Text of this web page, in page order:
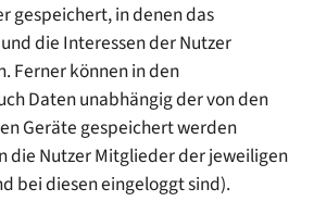
gespeichert, in denen das
die Interessen der Nutzer
Ferner können in den
Daten unabhängig der von den
Geräte gespeichert werden
die Nutzer Mitglieder der jeweiligen
bei diesen eingeloggt sind).